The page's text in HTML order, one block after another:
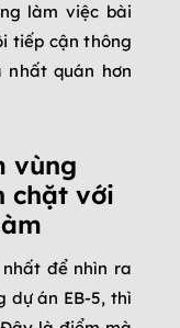
làm việc bài
tiếp cận thông
quán hơn
vùng
chặt với
để nhìn ra
dự án EB-5, thì